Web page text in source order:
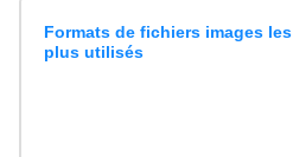
Formats de fichiers images les
plus utilisés